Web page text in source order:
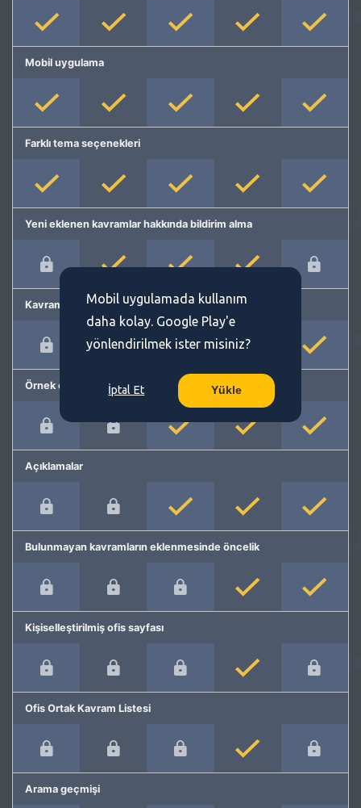
Mobil uygulama
Farklı tema seçenekleri
Yeni eklenen kavramlar hakkında bildirim alma
Kavram önerme
Örnek cümleler
Açıklamalar
Bulunmayan kavramların eklenmesinde öncelik
Kişiselleştirilmiş ofis sayfası
Ofis Ortak Kavram Listesi
Arama geçmişi
Mobil uygulamada kullanım
daha kolay. Google Play'e
yönlendirilmek ister misiniz?
İptal Et Yükle